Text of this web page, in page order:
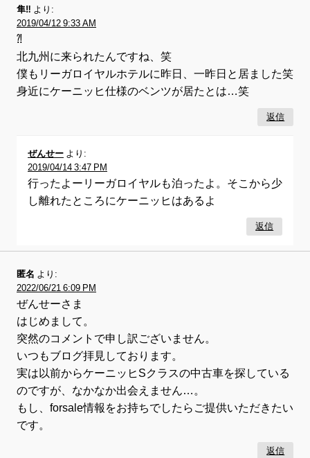
隼‼︎ より:
2019/04/12 9:33 AM
⁈
北九州に来られたんですね、笑
僕もリーガロイヤルホテルに昨日、一昨日と居ました笑
身近にケーニッヒ仕様のベンツが居たとは…笑
返信
ぜんせー より:
2019/04/14 3:47 PM
行ったよーリーガロイヤルも泊ったよ。そこから少
し離れたところにケーニッヒはあるよ
返信
匿名 より:
2022/06/21 6:09 PM
ぜんせーさま
はじめまして。
突然のコメントで申し訳ございません。
いつもブログ拝見しております。
実は以前からケーニッヒSクラスの中古車を探している
のですが、なかなか出会えません…。
もし、forsale情報をお持ちでしたらご提供いただきたい
です。
返信